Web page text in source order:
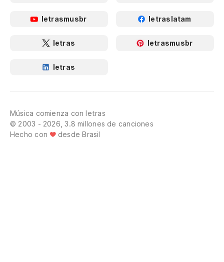
letrasmusbr letraslatam
letras letrasmusbr
letras
Música comienza con letras
© 2003 - 2026, 3.8 millones de canciones
Hecho con
desde Brasil